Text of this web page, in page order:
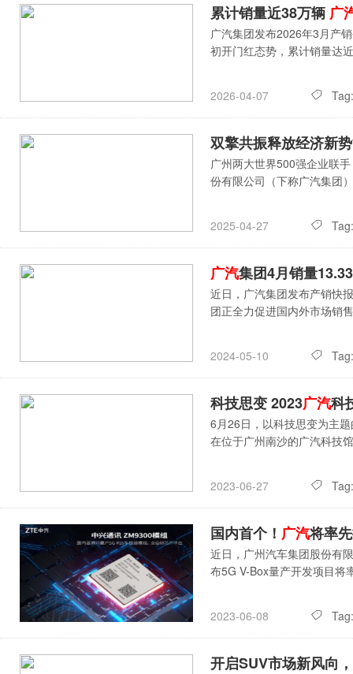
累计销量近38万辆 广
广汽集团发布2026年3月产
初开门红态势，累计销量达
2026-04-07 Tag:
双擎共振释放经济新
广州两大世界500强企业联
份有限公司（下称广汽集团
2025-04-27 Tag:
广汽集团4月销量
近日，广汽集团发布产销快
团正全力促进国内外市场销
2024-05-10 Tag:
科技思变 2023广汽科
6月26日，以科技思变为主
在位于广州南沙的广汽科技
2023-06-27 Tag:
国内首个！ 广汽将率
近日，广州汽车集团股份有
布5G V-Box量产开发项目
2023-06-08 Tag:
开启SUV市场新风向